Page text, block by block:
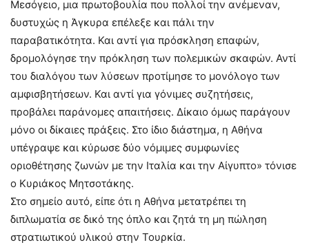
Μεσόγειο, μια πρωτοβουλία που πολλοί την ανέμεναν,
δυστυχώς η Άγκυρα επέλεξε και πάλι την
παραβατικότητα. Και αντί για πρόσκληση επαφών,
δρομολόγησε την πρόκληση των πολεμικών σκαφών. Αντί
του διαλόγου των λύσεων προτίμησε το μονόλογο των
αμφισβητήσεων. Και αντί για γόνιμες συζητήσεις,
προβάλει παράνομες απαιτήσεις. Δίκαιο όμως παράγουν
μόνο οι δίκαιες πράξεις. Στο ίδιο διάστημα, η Αθήνα
υπέγραψε και κύρωσε δύο νόμιμες συμφωνίες
οριοθέτησης ζωνών με την Ιταλία και την Αίγυπτο» τόνισε
ο Κυριάκος Μητσοτάκης.
Στο σημείο αυτό, είπε ότι η Αθήνα μετατρέπει τη
διπλωματία σε δικό της όπλο και ζητά τη μη πώληση
στρατιωτικού υλικού στην Τουρκία.